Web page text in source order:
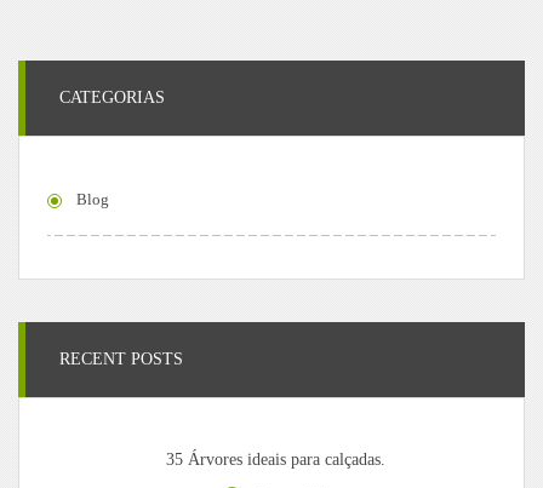
CATEGORIAS
Blog
RECENT POSTS
35 Árvores ideais para calçadas.